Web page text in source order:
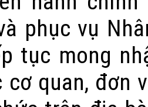
phục vụ
tục mong
cơ quan, đơn